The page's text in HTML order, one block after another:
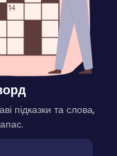
підказки та слова,